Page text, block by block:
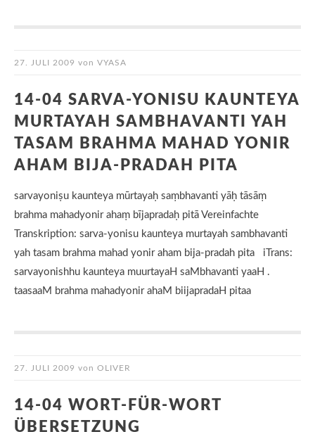
27. JULI 2009 von VYASA
14-04 SARVA-YONISU KAUNTEYA
MURTAYAH SAMBHAVANTI YAH
TASAM BRAHMA MAHAD YONIR
AHAM BIJA-PRADAH PITA
sarvayoniṣu kaunteya mūrtayaḥ saṃbhavanti yāḥ tāsāṃ
brahma mahadyonir ahaṃ bījapradaḥ pitā Vereinfachte
Transkription: sarva-yonisu kaunteya murtayah sambhavanti
yah tasam brahma mahad yonir aham bija-pradah pita iTrans:
sarvayonishhu kaunteya muurtayaH saMbhavanti yaaH .
taasaaM brahma mahadyonir ahaM biijapradaH pitaa
27. JULI 2009 von OLIVER
14-04 WORT-FÜR-WORT
ÜBERSETZUNG